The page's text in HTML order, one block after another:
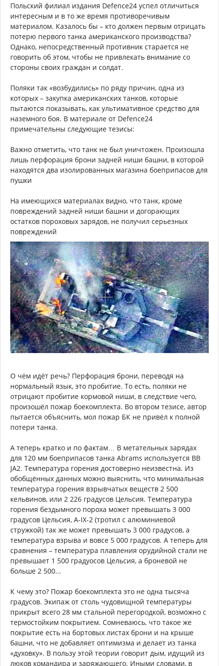
Польский филиал издания Defence24 успел отличиться
интересным и в то же время противоречивым
материалом. Казалось бы – кто должен первым отрицать
потерю первого танка американского производства?
Однако, непосредственный противник старается не
говорить об этом, чтобы не привлекать внимание со
стороны своих граждан и солдат.
Поляки так «возбудились» по ряду причин, одна из
которых – закупка американских танков, которые
пытаются показывать, как ультимативное средство для
наземного боя. В материале от Defence24
примечательны следующие тезисы:
Важно отметить, что танк не был уничтожен. Произошла
лишь перфорация брони задней ниши башни, в которой
находятся два изолированных магазина боеприпасов для
пушки
На имеющихся материалах видно, что танк, кроме
повреждений задней ниши башни и догорающих
остатков пороховых зарядов, не получил серьезных
повреждений
О чём идёт речь? Перфорация брони, переводя на
нормальный язык, это пробитие. То есть, поляки не
отрицают пробитие кормовой ниши, в следствие чего,
произошёл пожар боекомплекта. Во втором тезисе, автор
пытается объяснить, мол пожар БК не привёл к полной
потери танка.
А теперь кратко и по фактам… В метательных зарядах
для 120 мм боеприпасов танка Abrams используется ВВ
JA2. Температура горения достоверно неизвестна. Из
обобщённых данных можно выяснить, что минимальная
температура горения взрывчатых веществ 2 500
кельвинов, или 2 226 градусов Цельсия. Температура
горения бездымного пороха может превышать 3 000
градусов Цельсия, А-IX-2 (тротил с алюминиевой
стружкой) так же может превышать 3 000 градусов, а
температура взрыва и вовсе 5 000 градусов. А теперь для
сравнения – температура плавления орудийной стали не
превышает 1 500 градуосов Цельсия, а броневой не
больше 2 500...
К чему это? Пожар боекомплекта это не одна тысяча
градусов. Экипаж от столь чудовищной температуры
прикрыт всего 28 мм стальной перегородкой, возможно с
термостойким покрытием. Сомневаюсь, что такое же
покрытие есть на бортовых листах брони и на крыше
башни, что не добавляет оптимизма и делает из танка
«духовку». В пользу этой теории говорит дым, идущий из
люков командира и заряжающего. Иными словами, в